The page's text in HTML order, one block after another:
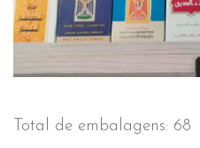
Total de embalagens: 68